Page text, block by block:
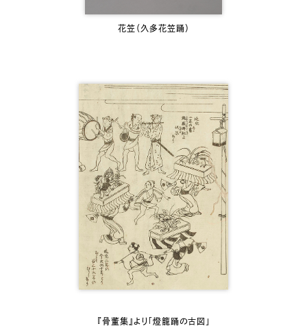
花笠（久多花笠踊）
『骨董集』より「燈籠踊の古図」